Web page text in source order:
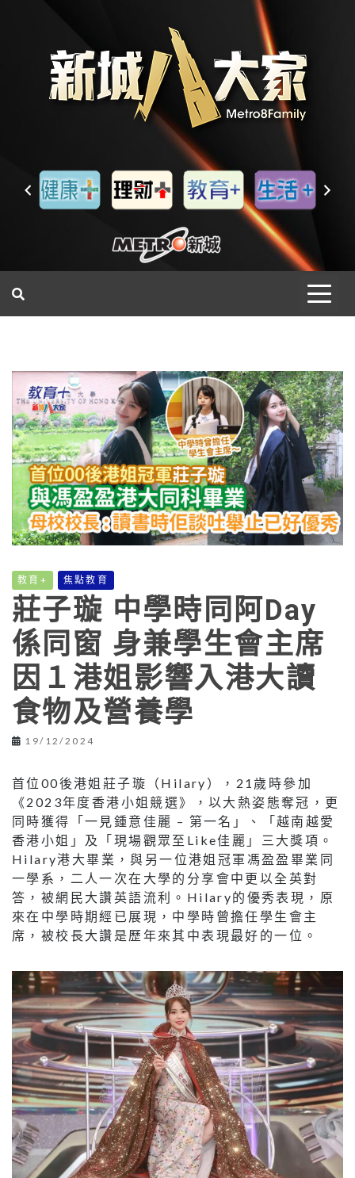
教育+ 焦點教育
莊子璇 中學時同阿Day
係同窗 身兼學生會主席
因１港姐影響入港大讀
食物及營養學
19/12/2024
首位00後港姐莊子璇（Hilary），21歲時參加
《2023年度香港小姐競選》，以大熱姿態奪冠，更
同時獲得「一見鍾意佳麗 – 第一名」、「越南越愛
香港小姐」及「現場觀眾至Like佳麗」三大獎項。
Hilary港大畢業，與另一位港姐冠軍馮盈盈畢業同
一學系，二人一次在大學的分享會中更以全英對
答，被網民大讚英語流利。Hilary的優秀表現，原
來在中學時期經已展現，中學時曾擔任學生會主
席，被校長大讚是歷年來其中表現最好的一位。